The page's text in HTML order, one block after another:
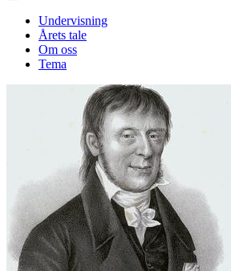
Undervisning
Årets tale
Om oss
Tema